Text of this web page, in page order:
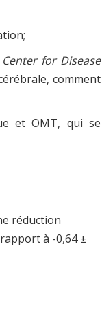
Center for Disease
comment
et OMT, qui se
réduction
à -0,64 ±